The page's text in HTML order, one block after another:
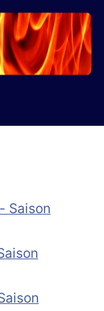
Saison